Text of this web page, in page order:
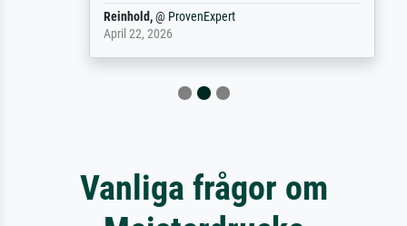
Reinhold,@ProvenExpert
April 22, 2026
Vanliga frågor om